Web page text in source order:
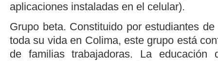
aplicaciones instaladas en el celular).
Grupo beta. Constituido por estudiantes
toda su vida en Colima, este grupo está
de familias trabajadoras. La educación